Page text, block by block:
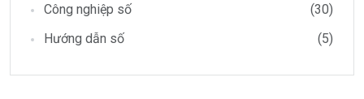
Công nghiệp số
(30)
Hướng dẫn số
(5)